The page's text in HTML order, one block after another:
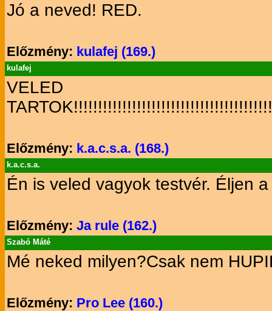
Jó a neved! RED.
Előzmény: kulafej (169.)
kulafej
VELED
Előzmény: k.a.c.s.a. (168.)
k.a.c.s.a.
Én is veled vagyok testvér. Éljen
Előzmény: Ja rule (162.)
Szabó Máté
Mé neked milyen?Csak nem
Előzmény: Pro Lee (160.)